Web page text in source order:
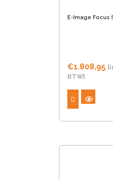
E-Image Focus
€1.808,95
BTW}